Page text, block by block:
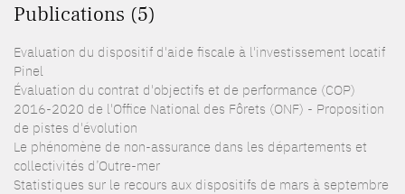
Publications (5)
Evaluation du dispositif d'aide fiscale à l'investissement locatif
Pinel
Évaluation du contrat d'objectifs et de performance (COP)
2016-2020 de l'Office National des Fôrets (ONF) - Proposition
de pistes d'évolution
Le phénomène de non-assurance dans les départements et
collectivités d’Outre-mer
Statistiques sur le recours aux dispositifs de mars à septembre